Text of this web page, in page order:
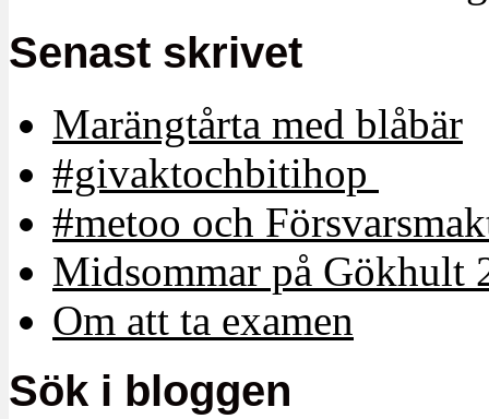
Senast skrivet
Marängtårta med blåbär
#givaktochbitihop
#metoo och
Midsommar på Gökhult
Om att ta examen
Sök i bloggen